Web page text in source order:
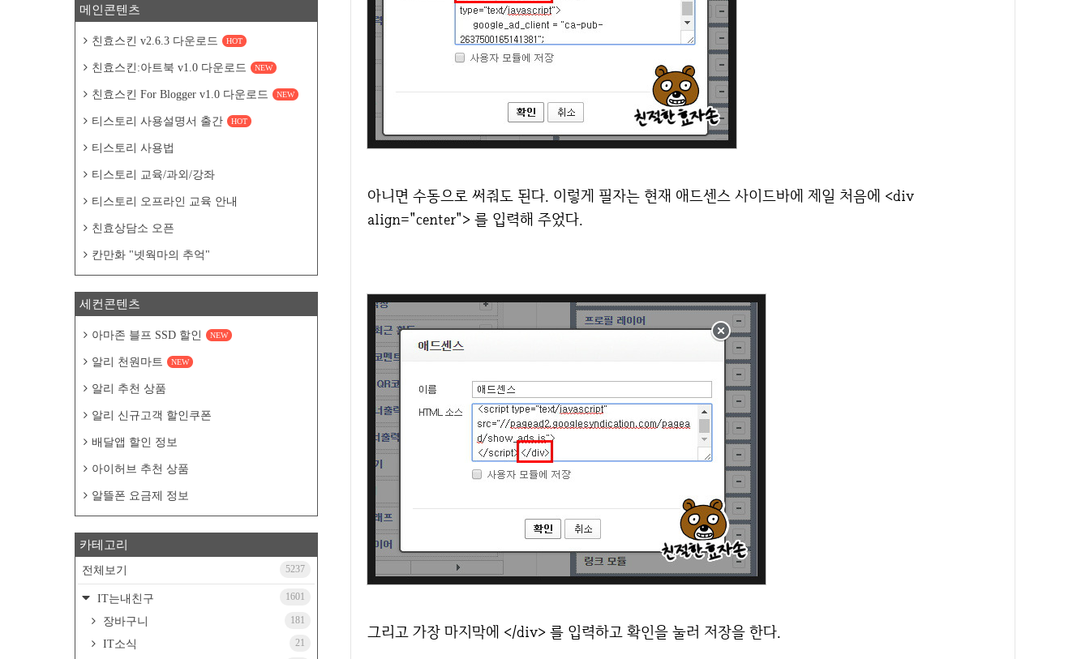
아니면 수동으로 써줘도 된다. 이렇게 필자는 현재 애드센스 사이드바에 제일 처음에 <div
align="center"> 를 입력해 주었다.
그리고 가장 마지막에 </div> 를 입력하고 확인을 눌러 저장을 한다.
메인콘텐츠
친효스킨 v2.6.3 다운로드 HOT
친효스킨:아트북 v1.0 다운로드 NEW
친효스킨 For Blogger v1.0 다운로드 NEW
티스토리 사용설명서 출간 HOT
티스토리 사용법
티스토리 교육/과외/강좌
티스토리 오프라인 교육 안내
친효상담소 오픈
칸만화 "넷웍마의 추억"
세컨콘텐츠
아마존 블프 SSD 할인 NEW
알리 천원마트 NEW
알리 추천 상품
알리 신규고객 할인쿠폰
배달앱 할인 정보
아이허브 추천 상품
알뜰폰 요금제 정보
카테고리
전체보기 5237
IT는내친구 1601
장바구니 181
IT소식 21